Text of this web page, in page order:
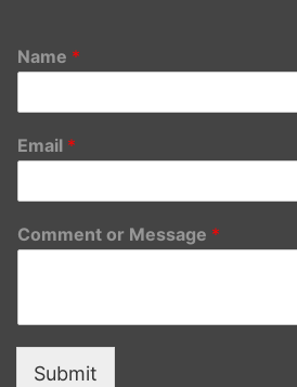
Name *
Email *
Comment or Message *
Submit